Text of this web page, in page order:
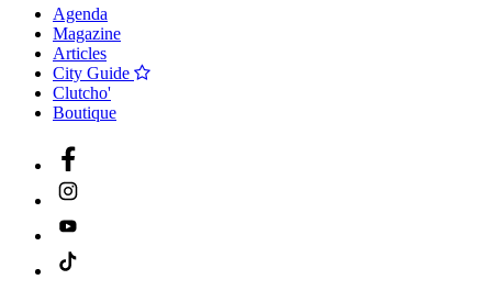
Agenda
Magazine
Articles
City Guide
Clutcho'
Boutique